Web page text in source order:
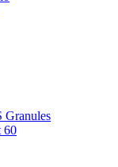
Granules
60